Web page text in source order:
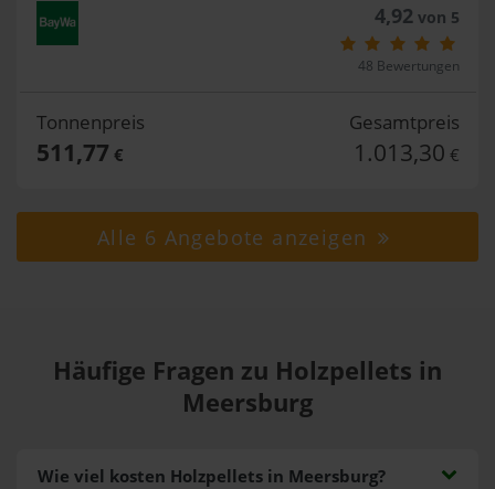
4,92von 5
48 Bewertungen
Tonnenpreis
511,77 €
Gesamtpreis
1.013,30 €
Alle 6 Angebote anzeigen
Häufige Fragen zu Holzpellets in
Meersburg
Wie viel kosten Holzpellets in Meersburg?